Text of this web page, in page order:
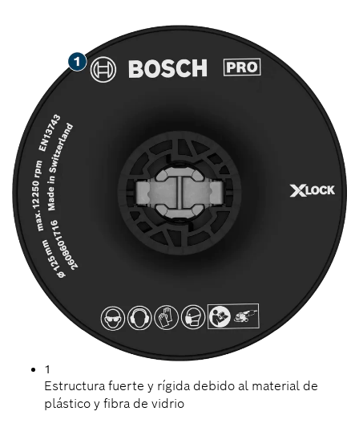
1
Estructura fuerte y rígida debido al material de
plástico y fibra de vidrio